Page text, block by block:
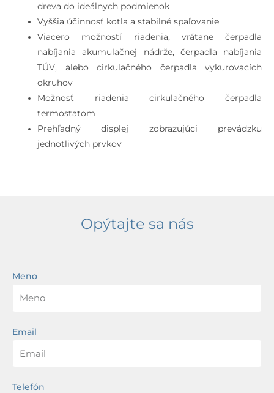
dreva do ideálnych podmienok
Vyššia účinnosť kotla a stabilné spaľovanie
Viacero možností riadenia, vrátane čerpadla
nabíjania akumulačnej nádrže, čerpadla nabíjania
TÚV, alebo cirkulačného čerpadla vykurovacích
okruhov
Možnosť riadenia cirkulačného čerpadla
termostatom
Prehľadný displej zobrazujúci prevádzku
jednotlivých prvkov
Opýtajte sa nás
Meno
Email
Telefón